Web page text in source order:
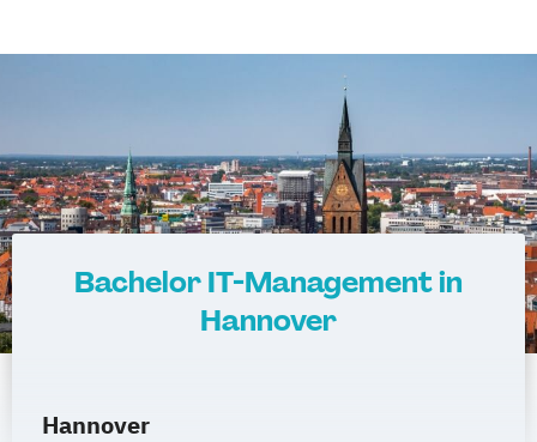
Bachelor IT-Management in
Hannover
Hannover